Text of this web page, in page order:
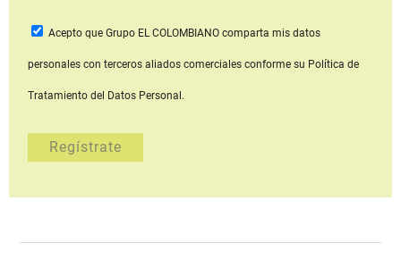
Acepto que Grupo EL COLOMBIANOcomparta mis datos
personales con terceros aliados comerciales conforme su Política de
Tratamiento del Datos Personal.